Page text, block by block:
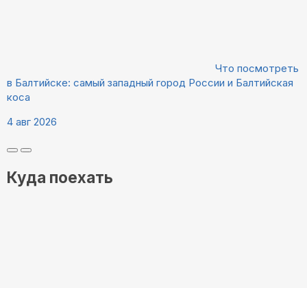
Что посмотреть
в Балтийске: самый западный город России и Балтийская
коса
4 авг 2026
Куда поехать